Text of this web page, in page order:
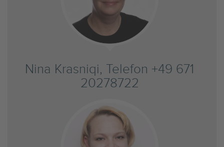
Nina Krasniqi, Telefon +49 671
20278722